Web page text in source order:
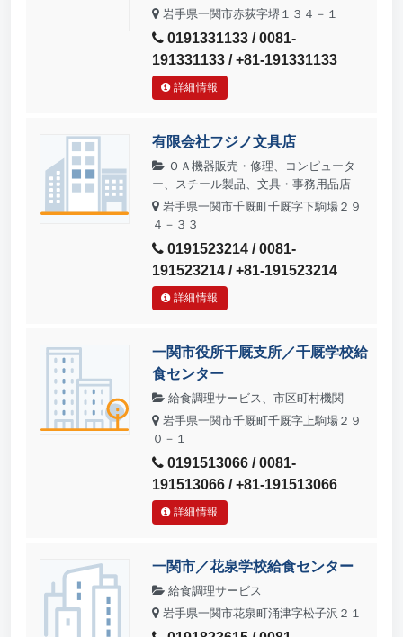
岩手県一関市赤荻字堺１３４－１
0191331133 / 0081-
191331133 / +81-191331133
詳細情報
有限会社フジノ文具店
ＯＡ機器販売・修理、コンピュータ
ー、スチール製品、文具・事務用品店
岩手県一関市千厩町千厩字下駒場２９
４－３３
0191523214 / 0081-
191523214 / +81-191523214
詳細情報
一関市役所千厩支所／千厩学校給
食センター
給食調理サービス、市区町村機関
岩手県一関市千厩町千厩字上駒場２９
０－１
0191513066 / 0081-
191513066 / +81-191513066
詳細情報
一関市／花泉学校給食センター
給食調理サービス
岩手県一関市花泉町涌津字松子沢２１